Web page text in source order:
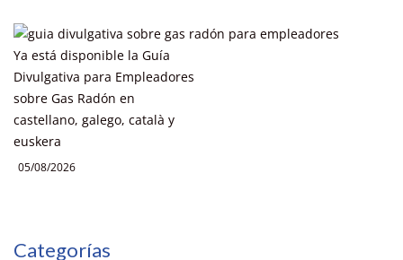
Ya está disponible la Guía
Divulgativa para Empleadores
sobre Gas Radón en
castellano, galego, català y
euskera
05/08/2026
Categorías